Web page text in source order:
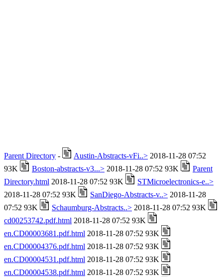
Parent Directory - Austin-Abstracts-vFi..> 2018-11-28 07:52
93K
Boston-abstracts-v3...> 2018-11-28 07:52 93K
Parent
Directory.html 2018-11-28 07:52 93K
STMicroelectronics-e..>
2018-11-28 07:52 93K
SanDiego-Abstracts-v..> 2018-11-28
07:52 93K
Schaumburg-Abstracts..> 2018-11-28 07:52 93K
cd00253742.pdf.html 2018-11-28 07:52 93K
en.CD00003681.pdf.html 2018-11-28 07:52 93K
en.CD00004376.pdf.html 2018-11-28 07:52 93K
en.CD00004531.pdf.html 2018-11-28 07:52 93K
en.CD00004538.pdf.html 2018-11-28 07:52 93K